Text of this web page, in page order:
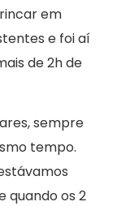
em
e foi aí
de 2h de
sempre
tempo.
quando os 2